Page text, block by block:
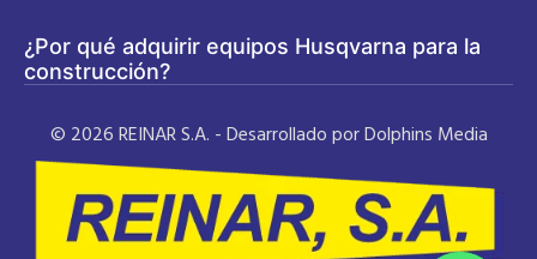
¿Por qué adquirir equipos Husqvarna para la
construcción?
© 2026 REINAR S.A. - Desarrollado por Dolphins Media